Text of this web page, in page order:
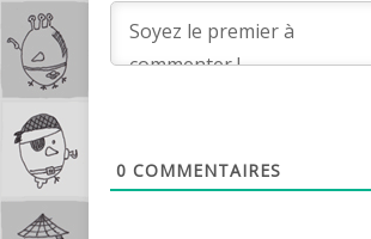
0 COMMENTAIRES